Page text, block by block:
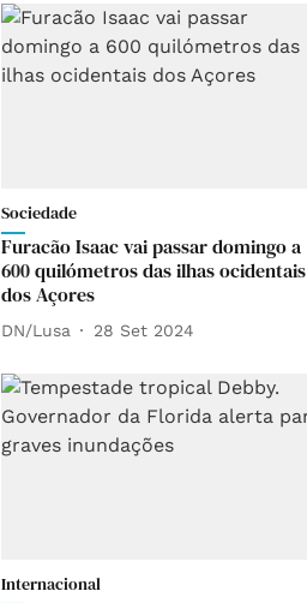
Sociedade
Furacão Isaac vai passar domingo a
600 quilómetros das ilhas ocidentais
dos Açores
DN/Lusa 28 Set 2024
Internacional